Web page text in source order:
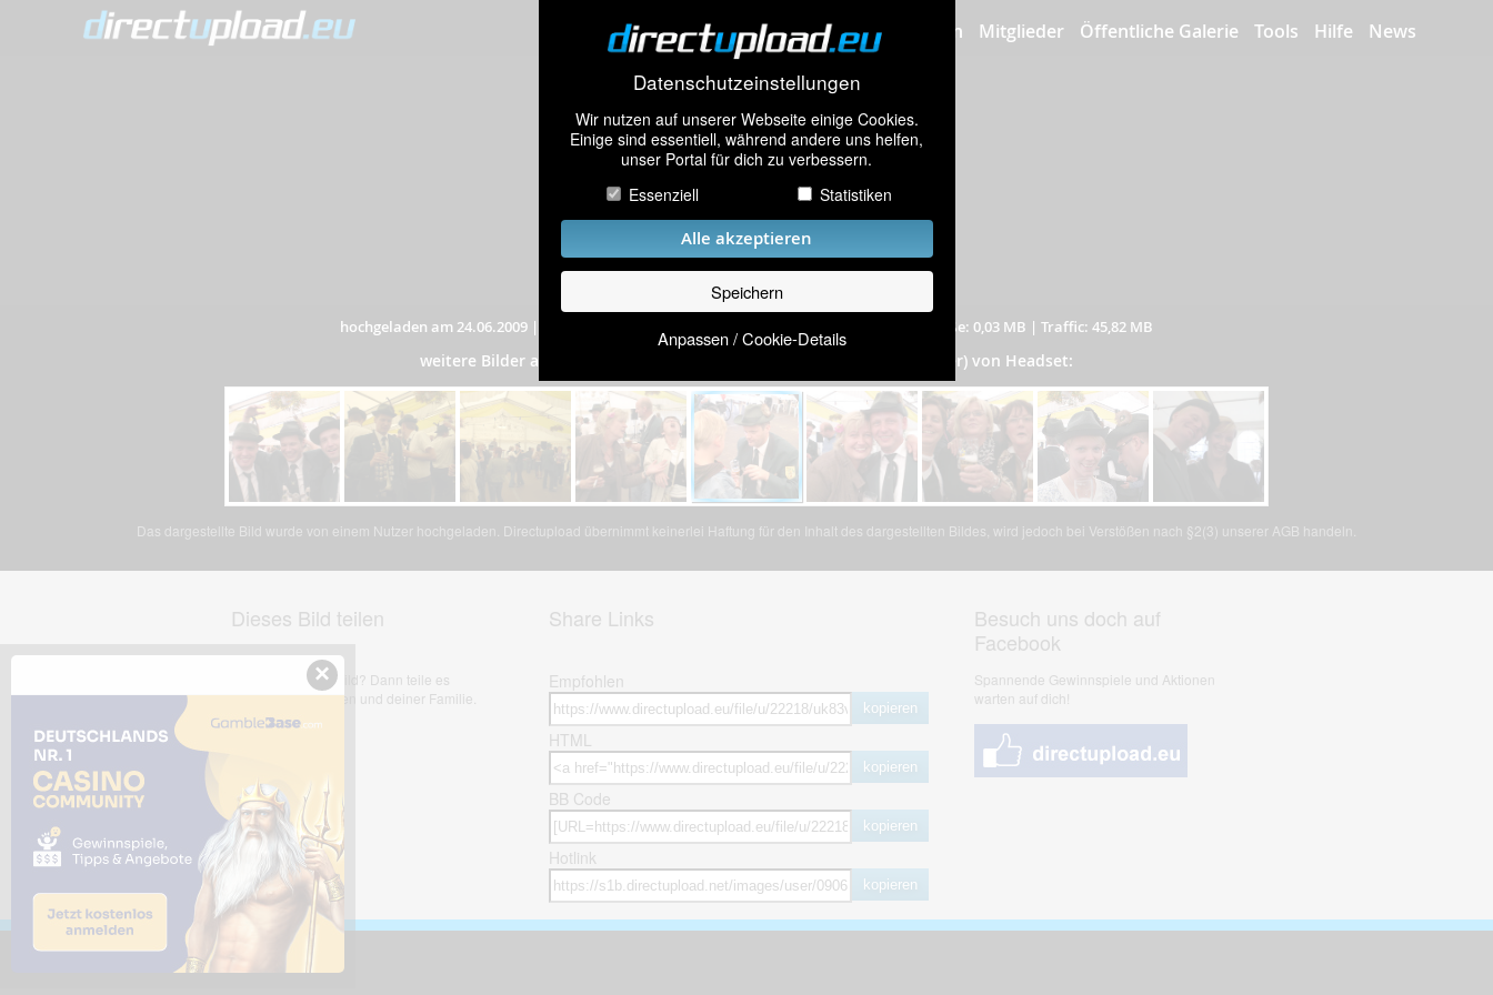
Datenschutzeinstellungen
Wir nutzen auf unserer Webseite einige Cookies.
Einige sind essentiell, während andere uns helfen,
unser Portal für dich zu verbessern.
Essenziell
Statistiken
Alle akzeptieren
Speichern
Anpassen / Cookie-Details
Bilder hochladen Mitglieder Öffentliche Galerie Tools Hilfe News
hochgeladen am 24.06.2009 | Dateigröße: 0,03 MB | Traffic: 45,82 MB
weitere Bilder aus dem Album (116 Bilder) von Headset:
Das dargestellte Bild wurde von einem Nutzer hochgeladen. Directupload übernimmt keinerlei Haftung für den Inhalt des dargestellten Bildes, wird jedoch bei Verstößen nach §2(3) unserer AGB handeln.
Dieses Bild teilen
Dir gefällt dieses Bild? Dann teile es
mit deinen Freunden und deiner Familie.
Share Links
Empfohlen
kopieren
HTML
kopieren
BB Code
kopieren
Hotlink
kopieren
Besuch uns doch auf
Facebook
Spannende Gewinnspiele und Aktionen
warten auf dich!
×